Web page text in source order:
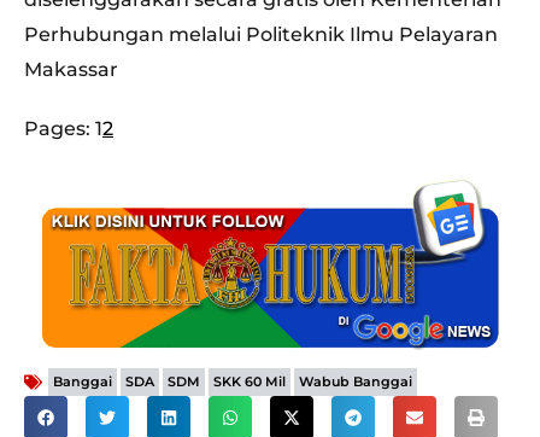
Perhubungan melalui Politeknik Ilmu Pelayaran
Makassar
Pages: 12
Banggai SDA SDM SKK 60 Mil Wabub Banggai